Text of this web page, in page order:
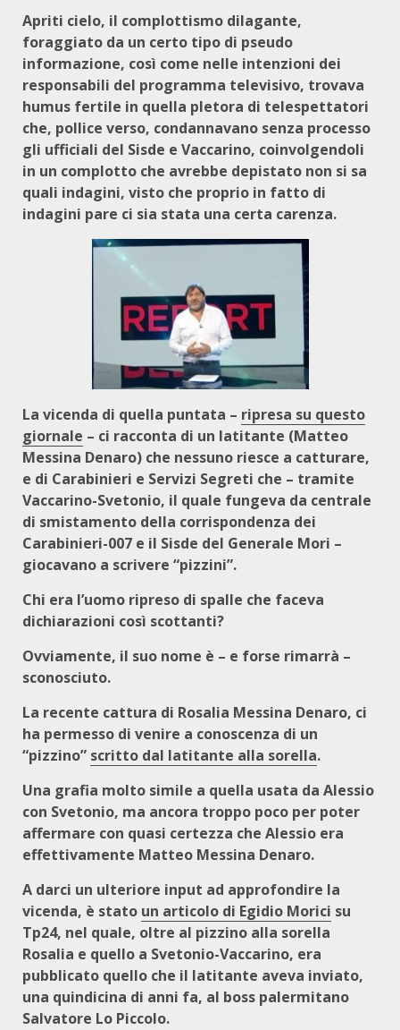
Apriti cielo, il complottismo dilagante,
foraggiato da un certo tipo di pseudo
informazione, così come nelle intenzioni dei
responsabili del programma televisivo, trovava
humus fertile in quella pletora di telespettatori
che, pollice verso, condannavano senza processo
gli ufficiali del Sisde e Vaccarino, coinvolgendoli
in un complotto che avrebbe depistato non si sa
quali indagini, visto che proprio in fatto di
indagini pare ci sia stata una certa carenza.
La vicenda di quella puntata – ripresa su questo
giornale – ci racconta di un latitante (Matteo
Messina Denaro) che nessuno riesce a catturare,
e di Carabinieri e Servizi Segreti che – tramite
Vaccarino-Svetonio, il quale fungeva da centrale
di smistamento della corrispondenza dei
Carabinieri-007 e il Sisde del Generale Mori –
giocavano a scrivere “pizzini”.
Chi era l’uomo ripreso di spalle che faceva
dichiarazioni così scottanti?
Ovviamente, il suo nome è – e forse rimarrà –
sconosciuto.
La recente cattura di Rosalia Messina Denaro, ci
ha permesso di venire a conoscenza di un
“pizzino” scritto dal latitante alla sorella.
Una grafia molto simile a quella usata da Alessio
con Svetonio, ma ancora troppo poco per poter
affermare con quasi certezza che Alessio era
effettivamente Matteo Messina Denaro.
A darci un ulteriore input ad approfondire la
vicenda, è stato un articolo di Egidio Morici su
Tp24, nel quale, oltre al pizzino alla sorella
Rosalia e quello a Svetonio-Vaccarino, era
pubblicato quello che il latitante aveva inviato,
una quindicina di anni fa, al boss palermitano
Salvatore Lo Piccolo.